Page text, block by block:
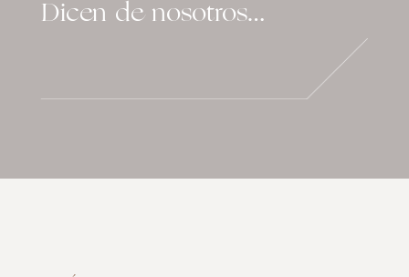
Dicen de nosotros…